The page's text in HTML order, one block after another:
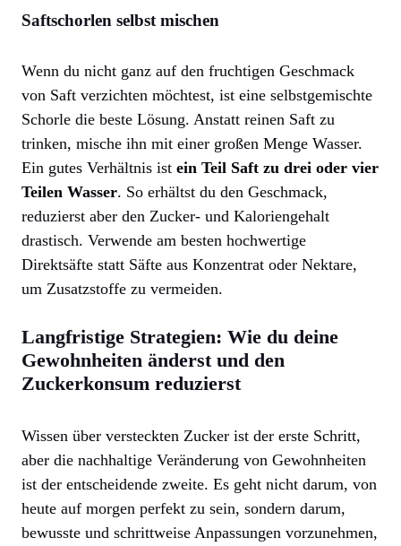
Saftschorlen selbst mischen
Wenn du nicht ganz auf den fruchtigen Geschmack
von Saft verzichten möchtest, ist eine selbstgemischte
Schorle die beste Lösung. Anstatt reinen Saft zu
trinken, mische ihn mit einer großen Menge Wasser.
Ein gutes Verhältnis ist ein Teil Saft zu drei oder vier
Teilen Wasser. So erhältst du den Geschmack,
reduzierst aber den Zucker- und Kaloriengehalt
drastisch. Verwende am besten hochwertige
Direktsäfte statt Säfte aus Konzentrat oder Nektare,
um Zusatzstoffe zu vermeiden.
Langfristige Strategien: Wie du deine
Gewohnheiten änderst und den
Zuckerkonsum reduzierst
Wissen über versteckten Zucker ist der erste Schritt,
aber die nachhaltige Veränderung von Gewohnheiten
ist der entscheidende zweite. Es geht nicht darum, von
heute auf morgen perfekt zu sein, sondern darum,
bewusste und schrittweise Anpassungen vorzunehmen,